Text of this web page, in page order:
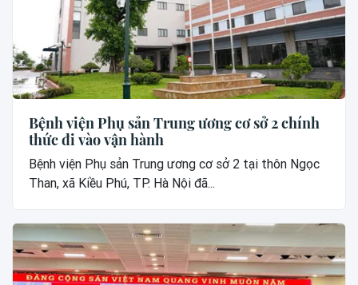
Bệnh viện Phụ sản Trung ương cơ sở 2 chính
thức đi vào vận hành
Bệnh viện Phụ sản Trung ương cơ sở 2 tại thôn Ngọc
Than, xã Kiều Phú, TP. Hà Nội đã...